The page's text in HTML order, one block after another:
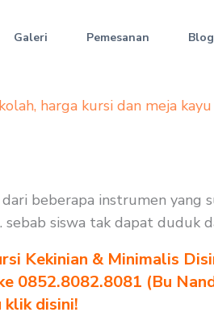
Galeri Pemesanan Blog
, harga kursi dan meja
beberapa instrumen
siswa tak dapat duduk
Kekinian & Minimalis
0852.8082.8081 (Bu
disini!